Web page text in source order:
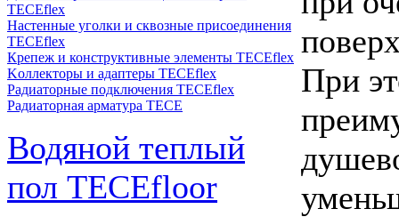
TECEflex
Настенные уголки и сквозные присоединения
TECEflex
Крепеж и конструктивные элементы TECEflex
Kоллекторы и адаптеры TECEflex
Радиаторные подключения TECEflex
Радиаторная арматура TECE
Водяной теплый
пол TECEfloor
При